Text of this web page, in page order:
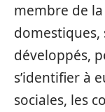
membre de
développés,
s’identifier à
sociales, les